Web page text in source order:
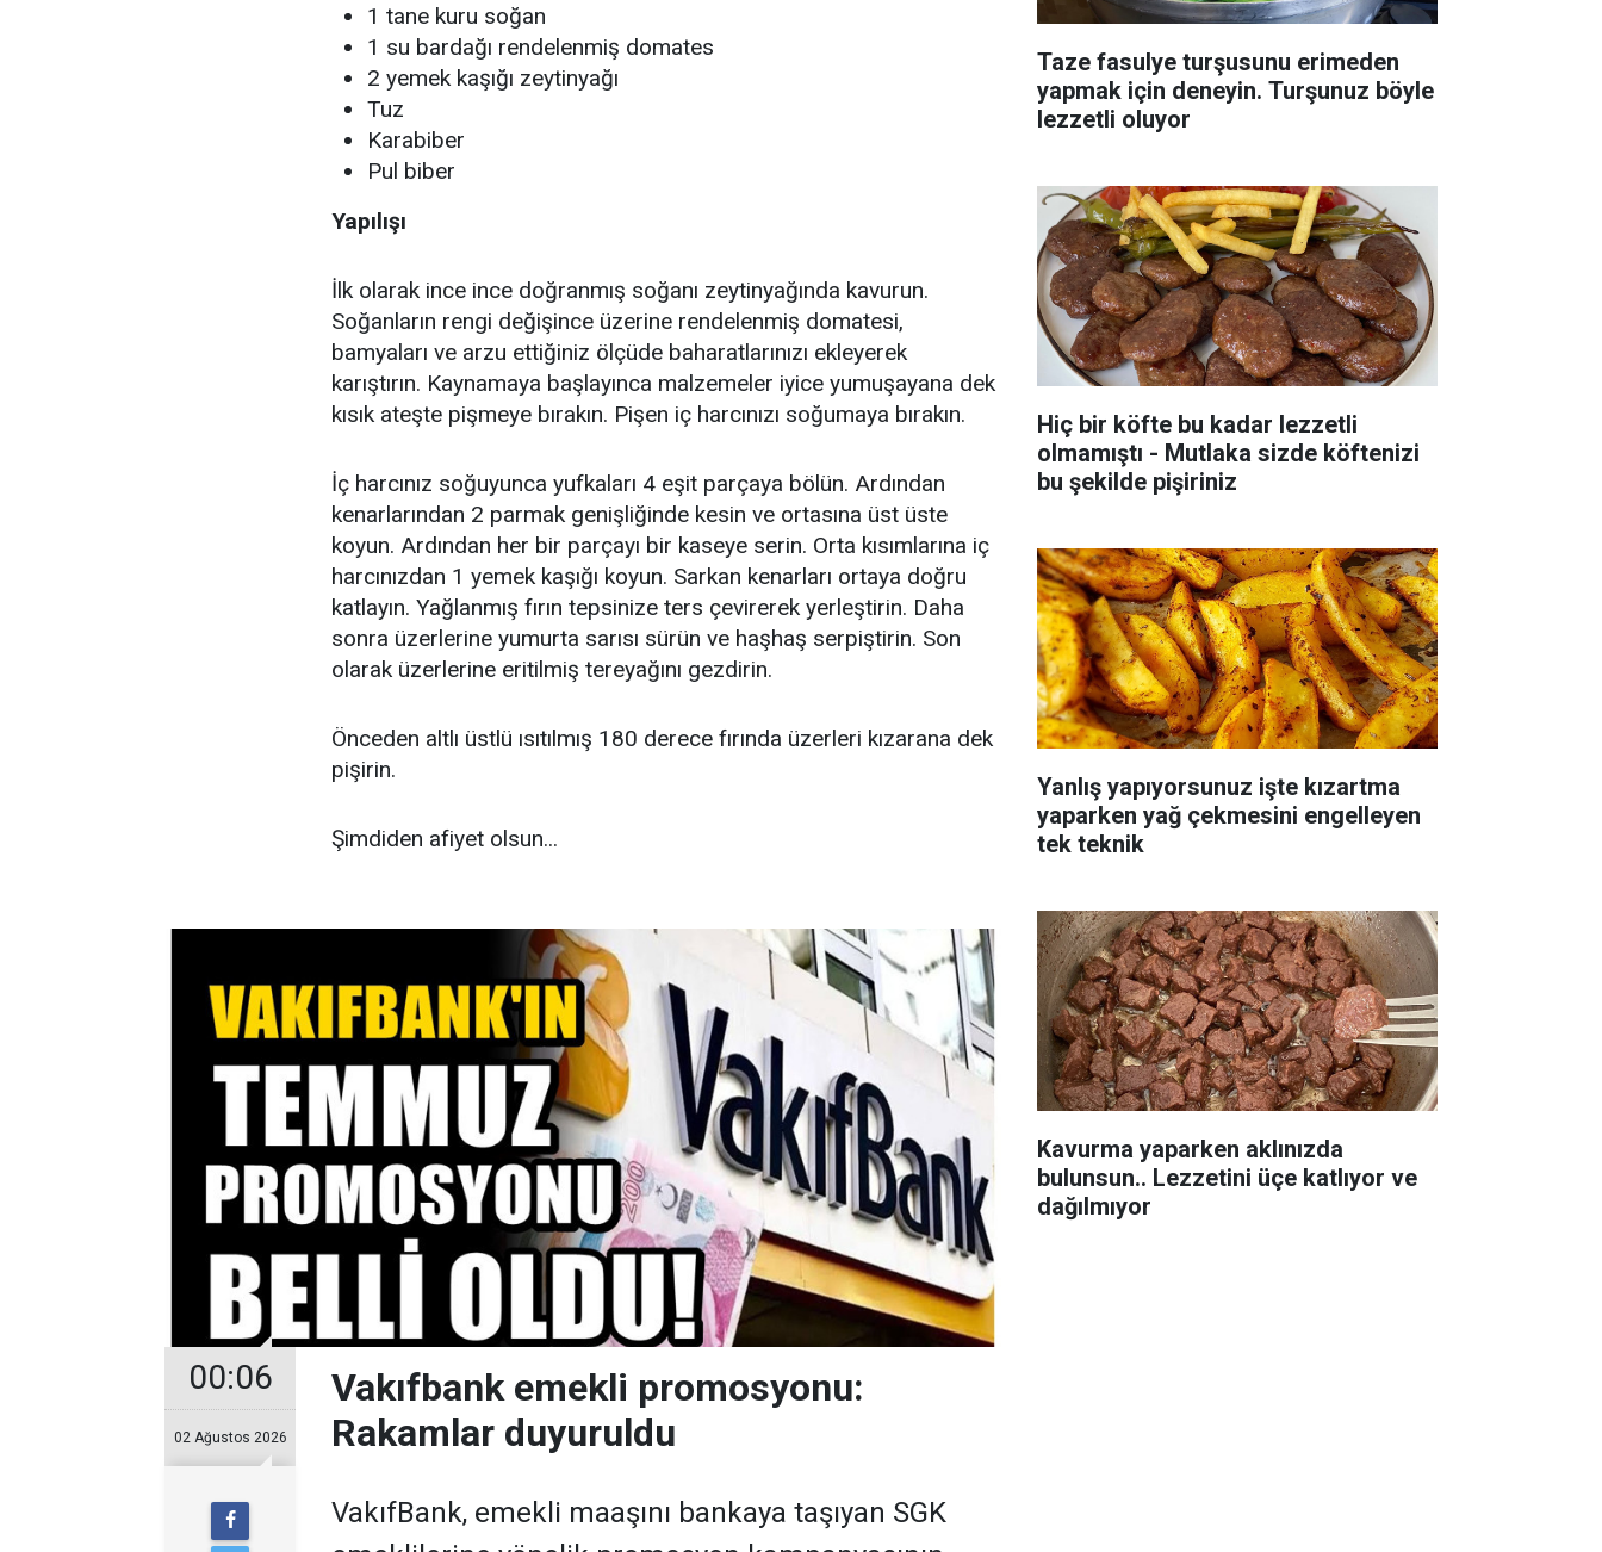
1 tane kuru soğan
1 su bardağı rendelenmiş domates
2 yemek kaşığı zeytinyağı
Tuz
Karabiber
Pul biber
Yapılışı
İlk olarak ince ince doğranmış soğanı zeytinyağında kavurun.
Soğanların rengi değişince üzerine rendelenmiş domatesi,
bamyaları ve arzu ettiğiniz ölçüde baharatlarınızı ekleyerek
karıştırın. Kaynamaya başlayınca malzemeler iyice yumuşayana dek
kısık ateşte pişmeye bırakın. Pişen iç harcınızı soğumaya bırakın.
İç harcınız soğuyunca yufkaları 4 eşit parçaya bölün. Ardından
kenarlarından 2 parmak genişliğinde kesin ve ortasına üst üste
koyun. Ardından her bir parçayı bir kaseye serin. Orta kısımlarına iç
harcınızdan 1 yemek kaşığı koyun. Sarkan kenarları ortaya doğru
katlayın. Yağlanmış fırın tepsinize ters çevirerek yerleştirin. Daha
sonra üzerlerine yumurta sarısı sürün ve haşhaş serpiştirin. Son
olarak üzerlerine eritilmiş tereyağını gezdirin.
Önceden altlı üstlü ısıtılmış 180 derece fırında üzerleri kızarana dek
pişirin.
Şimdiden afiyet olsun...
00:06
02 Ağustos 2026
Vakıfbank emekli promosyonu:
Rakamlar duyuruldu
VakıfBank, emekli maaşını bankaya taşıyan SGK
Taze fasulye turşusunu erimeden
yapmak için deneyin. Turşunuz böyle
lezzetli oluyor
Hiç bir köfte bu kadar lezzetli
olmamıştı - Mutlaka sizde köftenizi
bu şekilde pişiriniz
Yanlış yapıyorsunuz işte kızartma
yaparken yağ çekmesini engelleyen
tek teknik
Kavurma yaparken aklınızda
bulunsun.. Lezzetini üçe katlıyor ve
dağılmıyor